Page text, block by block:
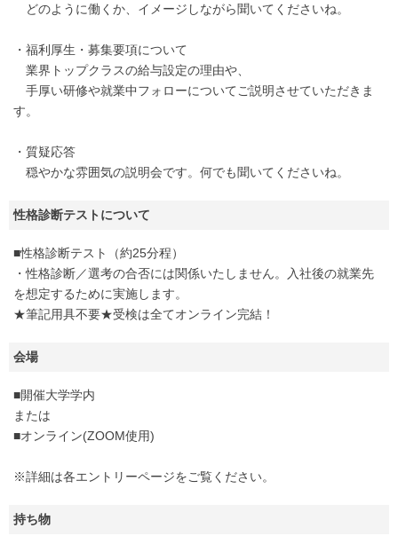
どのように働くか、イメージしながら聞いてくださいね。
・福利厚生・募集要項について
業界トップクラスの給与設定の理由や、
手厚い研修や就業中フォローについてご説明させていただきま
す。
・質疑応答
穏やかな雰囲気の説明会です。何でも聞いてくださいね。
性格診断テストについて
■性格診断テスト（約25分程）
・性格診断／選考の合否には関係いたしません。入社後の就業先
を想定するために実施します。
★筆記用具不要★受検は全てオンライン完結！
会場
■開催大学学内
または
■オンライン(ZOOM使用)
※詳細は各エントリーページをご覧ください。
持ち物